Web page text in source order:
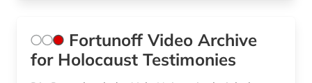
Fortunoff Video Archive
for Holocaust Testimonies